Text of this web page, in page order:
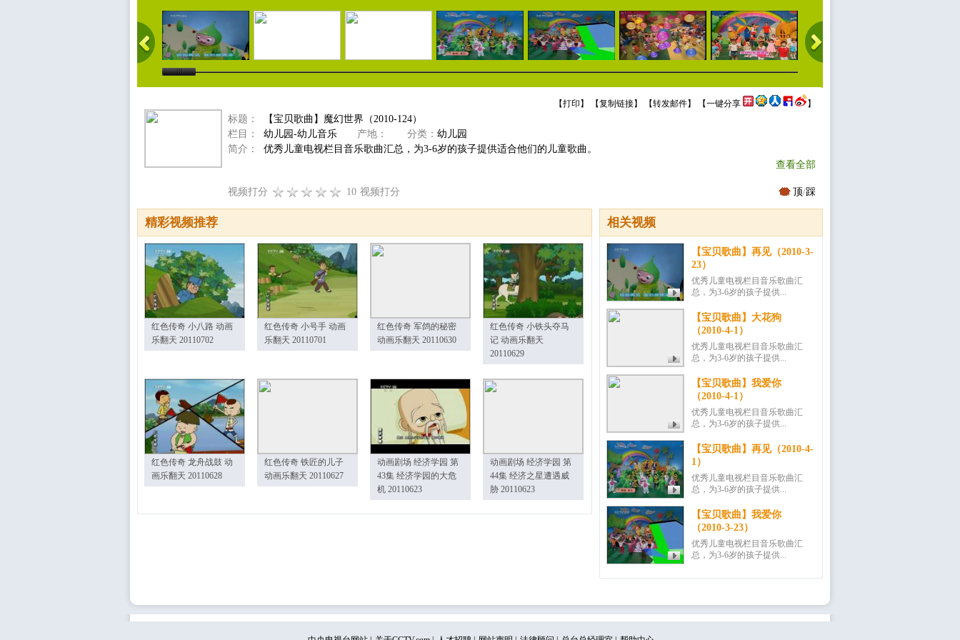
【打印 】 【复制链接】 【转发邮件】 【一键分享 】
标题：
【宝贝歌曲】魔幻世界（2010-124）
栏目：
幼儿园-幼儿音乐 产地： 分类： 幼儿园
简介：
优秀儿童电视栏目音乐歌曲汇总，为3-6岁的孩子提供适合他们的儿童歌曲。
查看全部
视频打分 10 视频打分 顶/踩
相关视频
【宝贝歌曲】再见（2010-3-
23）
优秀儿童电视栏目音乐歌曲汇
总，为3-6岁的孩子提供...
【宝贝歌曲】大花狗
（2010-4-1）
优秀儿童电视栏目音乐歌曲汇
总，为3-6岁的孩子提供...
【宝贝歌曲】我爱你
（2010-4-1）
优秀儿童电视栏目音乐歌曲汇
总，为3-6岁的孩子提供...
【宝贝歌曲】再见（2010-4-
1）
优秀儿童电视栏目音乐歌曲汇
总，为3-6岁的孩子提供...
【宝贝歌曲】我爱你
（2010-3-23）
优秀儿童电视栏目音乐歌曲汇
总，为3-6岁的孩子提供...
精彩视频推荐
红色传奇 小八路 动画
乐翻天 20110702
红色传奇 小号手 动画
乐翻天 20110701
红色传奇 军鸽的秘密
动画乐翻天 20110630
红色传奇 小铁头夺马
记 动画乐翻天
20110629
红色传奇 龙舟战鼓 动
画乐翻天 20110628
红色传奇 铁匠的儿子
动画乐翻天 20110627
动画剧场 经济学园 第
43集 经济学园的大危
机 20110623
动画剧场 经济学园 第
44集 经济之星遭遇威
胁 20110623